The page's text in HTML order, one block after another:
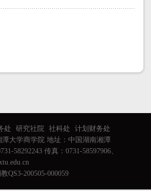
处 研究社院 社科处
计划财务处
潭大学商学院 地址：中国湖南湘潭
58292243 传真：0731-58597906、
QS3-200505-000059